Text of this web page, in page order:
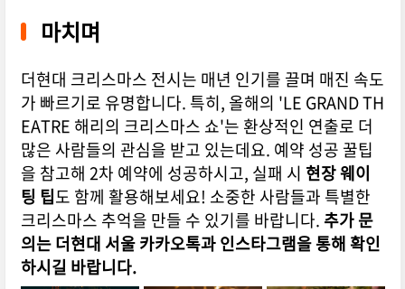
마치며
더현대 크리스마스 전시는 매년 인기를 끌며 매진 속도
가 빠르기로 유명합니다. 특히, 올해의 'LE GRAND TH
EATRE 해리의 크리스마스 쇼'는 환상적인 연출로 더
많은 사람들의 관심을 받고 있는데요. 예약 성공 꿀팁
을 참고해 2차 예약에 성공하시고, 실패 시 현장 웨이
팅 팁도 함께 활용해보세요! 소중한 사람들과 특별한
크리스마스 추억을 만들 수 있기를 바랍니다. 추가 문
의는 더현대 서울 카카오톡과 인스타그램을 통해 확인
하시길 바랍니다.